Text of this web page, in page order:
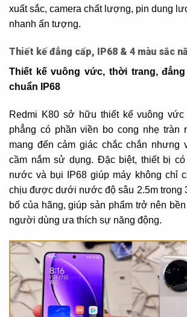
xuất sắc, camera chất lượng, pin dung
nhanh ấn tượng.
Thiết kế đẳng cấp, IP68 & 4 màu sắc
Thiết kế vuông vức, thời trang,
chuẩn IP68
Redmi K80 sở hữu thiết kế vuông
phẳng có phần viền bo cong nhẹ tràn
mang đến cảm giác chắc chắn nhưng
cầm nắm sử dụng. Đặc biệt, thiết bị
nước và bụi IP68 giúp máy không chỉ
chịu được dưới nước độ sâu 2.5m trong
bố của hãng, giúp sản phẩm trở nên
người dùng ưa thích sự năng động.